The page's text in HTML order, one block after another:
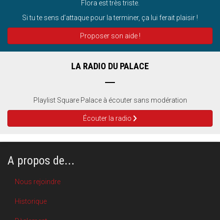
Flora est très triste.
Si tu te sens d’attaque pour la terminer, ça lui ferait plaisir !
Proposer son aide !
LA RADIO DU PALACE
Playlist Square Palace à écouter sans modération
Écouter la radio
A propos de...
Nous rejoindre
Historique